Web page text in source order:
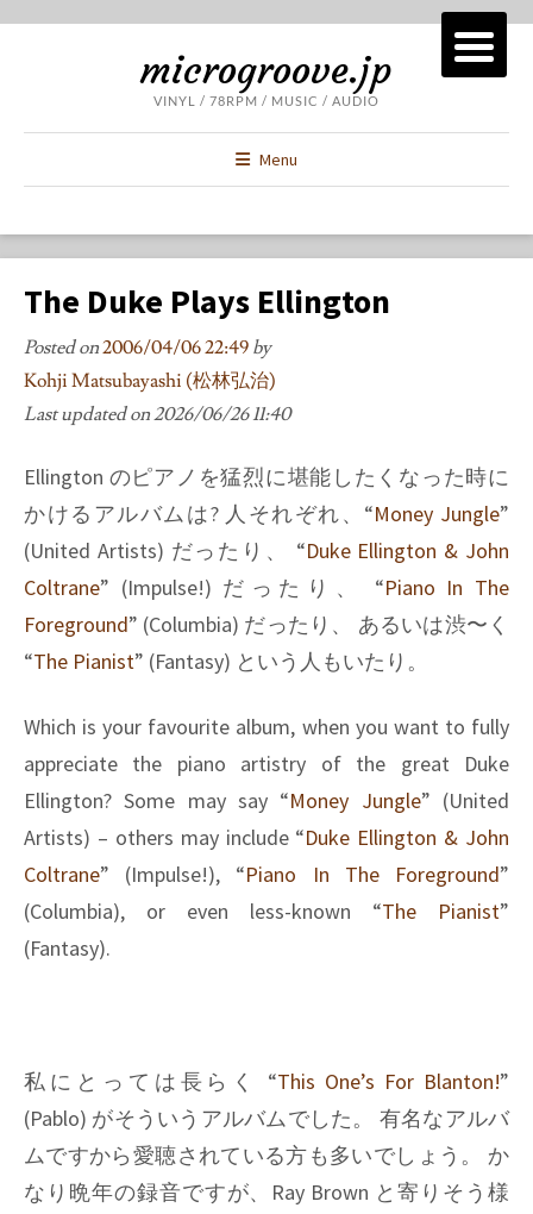
microgroove.jp
VINYL / 78RPM / MUSIC / AUDIO
Menu
The Duke Plays Ellington
Posted on2006/04/06 22:49 by
Kohji Matsubayashi (松林弘治)
Last updated on2026/06/26 11:40
Ellington のピアノを猛烈に堪能したくなった時に
かけるアルバムは? 人それぞれ、 “Money Jungle”
(United Artists) だったり、 “Duke Ellington & John
Coltrane” (Impulse!) だったり、 “Piano In The
Foreground” (Columbia) だったり、 あるいは渋〜く
“The Pianist” (Fantasy) という人もいたり。
Which is your favourite album, when you want to fully
appreciate the piano artistry of the great Duke
Ellington? Some may say “Money Jungle” (United
Artists) – others may include “Duke Ellington & John
Coltrane” (Impulse!), “Piano In The Foreground”
(Columbia), or even less-known “The Pianist”
(Fantasy).
私にとっては長らく “This One’s For Blanton!”
(Pablo) がそういうアルバムでした。 有名なアルバ
ムですから愛聴されている方も多いでしょう。 か
なり晩年の録音ですが、 Ray Brown と寄りそう様